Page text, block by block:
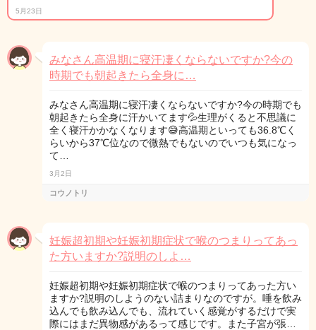
5月23日
みなさん高温期に寝汗凄くならないですか?今の
時期でも朝起きたら全身に…
みなさん高温期に寝汗凄くならないですか?今の時期でも
朝起きたら全身に汗かいてます💦生理がくると不思議に
全く寝汗かかなくなります😅高温期といっても36.8℃く
らいから37℃位なので微熱でもないのでいつも気になっ
て…
3月2日
コウノトリ
妊娠超初期や妊娠初期症状で喉のつまりってあっ
た方いますか?説明のしよ…
妊娠超初期や妊娠初期症状で喉のつまりってあった方い
ますか?説明のしようのない詰まりなのですが。唾を飲み
込んでも飲み込んでも、流れていく感覚がするだけで実
際にはまだ異物感があるって感じです。また子宮が張…